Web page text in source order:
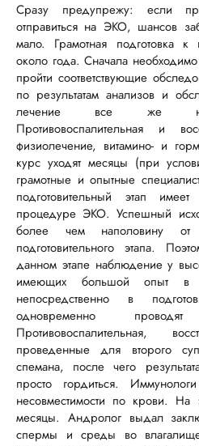
Сразу предупрежу: если
отправиться на ЭКО, шансов
мало. Грамотная подготовка
около года. Сначала
пройти соответствующие
по результатам анализов и
лечение все же
Противовоспалительная и
физиолечение, витамино- и
курс уходят месяцы (при
грамотные и опытные
подготовительный этап
процедуре ЭКО. Успешный
более чем наполовину от
подготовительного этапа.
данном этапе наблюдение у
имеющих большой опыт в
непосредственно в
одновременно
Противовоспалительная,
проведенные для второго
спемана, после чего
просто гордиться.
несовместимости по крови.
месяцы. Андролог выдал
спермы и среды во